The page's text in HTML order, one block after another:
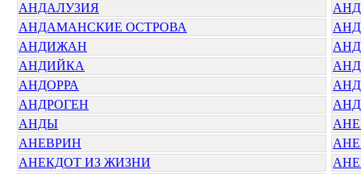
АНДАЛУЗИЯ
АНДАМАНСКИЕ ОСТРОВА
АНДИЖАН
АНДИЙКА
АНДОРРА
АНДРОГЕН
АНДЫ
АНЕВРИН
АНЕКДОТ ИЗ ЖИЗНИ